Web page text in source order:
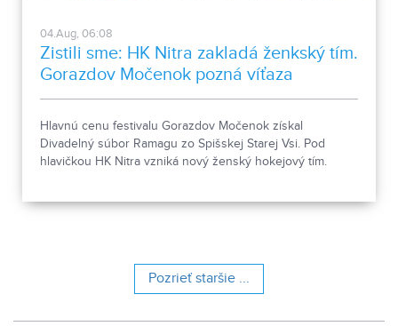
04.Aug, 06:08
Zistili sme: HK Nitra zakladá ženkský tím.
Gorazdov Močenok pozná víťaza
Hlavnú cenu festivalu Gorazdov Močenok získal
Divadelný súbor Ramagu zo Spišskej Starej Vsi. Pod
hlavičkou HK Nitra vzniká nový ženský hokejový tím.
Pozrieť staršie ...